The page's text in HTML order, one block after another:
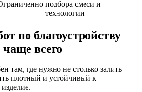
подбора смеси и
технологии
по благоустройству
всего
там, где нужно не столько залить
плотный и устойчивый к